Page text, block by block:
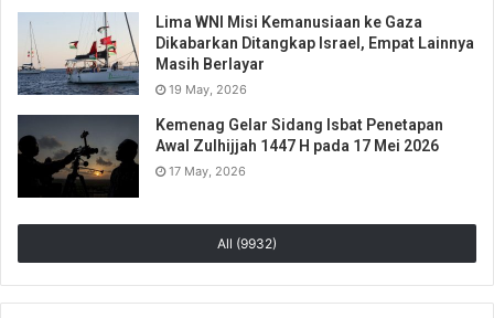
Lima WNI Misi Kemanusiaan ke Gaza
Dikabarkan Ditangkap Israel, Empat Lainnya
Masih Berlayar
19 May, 2026
Kemenag Gelar Sidang Isbat Penetapan
Awal Zulhijjah 1447 H pada 17 Mei 2026
17 May, 2026
All (9932)